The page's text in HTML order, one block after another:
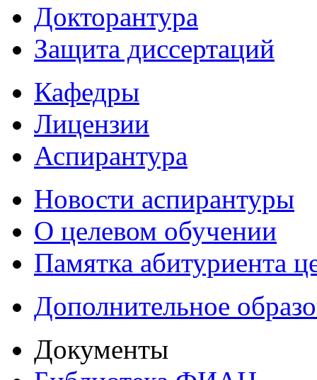
Докторантура
Защита диссертаций
Кафедры
Лицензии
Аспирантура
Новости аспирантуры
О целевом обучении
Памятка абитуриента
Дополнительное
Документы